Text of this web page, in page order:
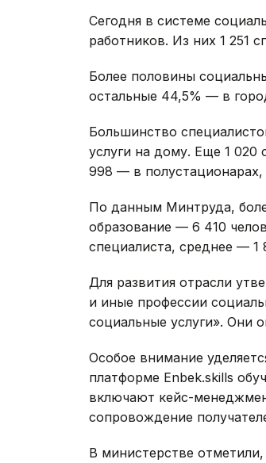
Сегодня в системе
работников. Из них 1 251
Более половины
остальные 44,5% — в
Большинство
услуги на дому. Еще 1 020
998 — в
По данным Минтруда,
образование — 6 410
специалиста, среднее — 1
Для развития отрасли
и иные профессии
социальные услуги». Они
Особое внимание
платформе Enbek.skills
включают кейс-
сопровождение
В министерстве